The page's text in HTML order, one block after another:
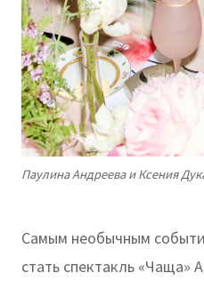
Паулина Андреева и Ксения
Самым необычным
стать спектакль «Чаща»